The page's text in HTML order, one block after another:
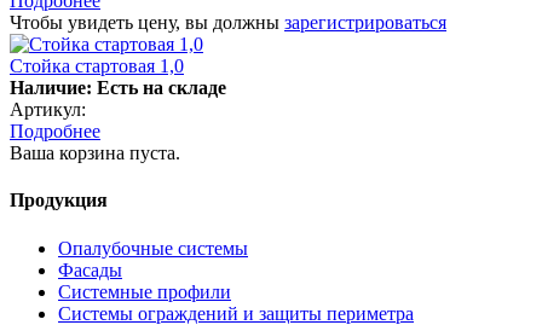
Чтобы увидеть цену, вы должны зарегистрироваться
Стойка стартовая 1,0
Наличие: Есть на складе
Артикул:
Подробнее
Ваша корзина пуста.
Продукция
Опалубочные системы
Фасады
Системные профили
Системы ограждений и защиты периметра